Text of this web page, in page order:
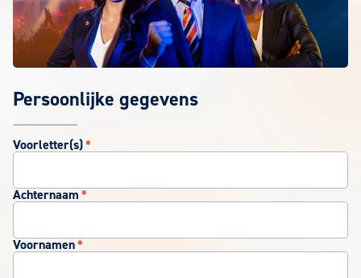
Persoonlijke gegevens
Voorletter(s)*
Achternaam *
Voornamen*